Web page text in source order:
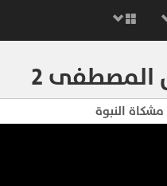
المصطفى 2
النبوة